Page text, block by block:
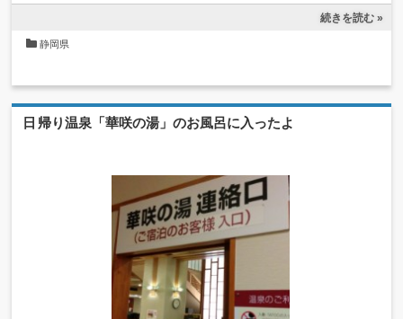
続きを読む »
静岡県
日帰り温泉「華咲の湯」のお風呂に入ったよ